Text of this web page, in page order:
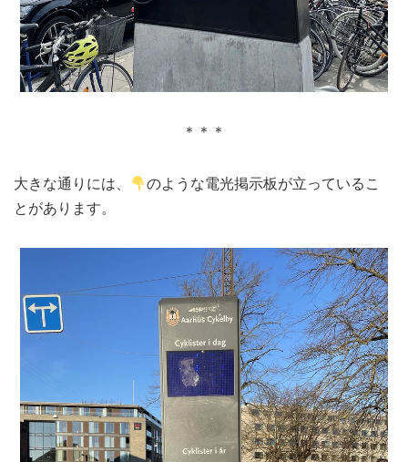
＊＊＊
大きな通りには、
のような電光掲示板が立っているこ
とがあります。